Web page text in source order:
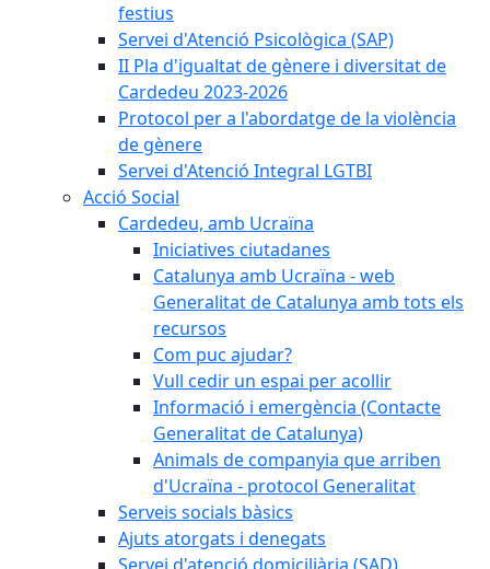
festius
Servei d'Atenció Psicològica (SAP)
II Pla d'igualtat de gènere i diversitat de
Cardedeu 2023-2026
Protocol per a l'abordatge de la violència
de gènere
Servei d'Atenció Integral LGTBI
Acció Social
Cardedeu, amb Ucraïna
Iniciatives ciutadanes
Catalunya amb Ucraïna - web
Generalitat de Catalunya amb tots els
recursos
Com puc ajudar?
Vull cedir un espai per acollir
Informació i emergència (Contacte
Generalitat de Catalunya)
Animals de companyia que arriben
d'Ucraïna - protocol Generalitat
Serveis socials bàsics
Ajuts atorgats i denegats